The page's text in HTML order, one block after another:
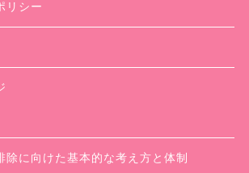
リシー
除に向けた基本的な考え方と体制